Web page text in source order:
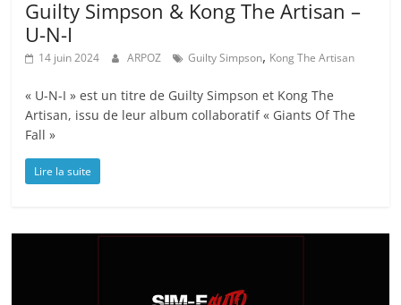
Guilty Simpson & Kong The Artisan –
U-N-I
14 juin 2024 ARPOZ Guilty Simpson, Kong The Artisan
« U-N-I » est un titre de Guilty Simpson et Kong The
Artisan, issu de leur album collaboratif « Giants Of The
Fall »
Lire la suite